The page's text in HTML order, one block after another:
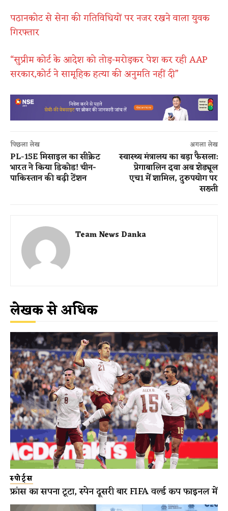
पठानकोट से सेना की गतिविधियों पर नजर रखने वाला युवक
गिरफ्तार
“सुप्रीम कोर्ट के आदेश को तोड़-मरोड़कर पेश कर रही AAP
सरकार,कोर्ट ने सामूहिक हत्या की अनुमति नहीं दी”
पिछला लेख
PL-15E मिसाइल का सीक्रेट
भारत ने किया डिकोड! चीन-
पाकिस्तान की बढ़ी टेंशन
अगला लेख
स्वास्थ्य मंत्रालय का बड़ा फैसला:
प्रेगाबालिन दवा अब शेड्यूल
एच1 में शामिल, दुरुपयोग पर
सख्ती
Team News Danka
लेखक से अधिक
स्पोर्ट्स
फ्रांस का सपना टूटा, स्पेन दूसरी बार FIFA वर्ल्ड कप फाइनल में